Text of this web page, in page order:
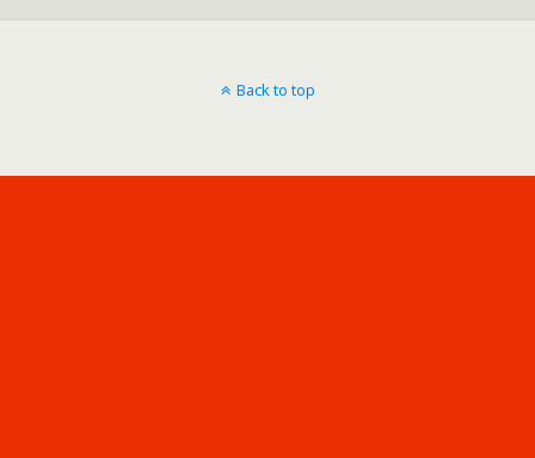
Back to top